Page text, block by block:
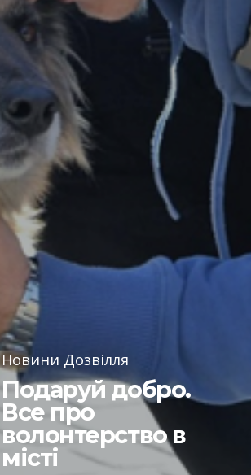
Новини Дозвілля
Подаруй добро.
Все про
волонтерство в
місті